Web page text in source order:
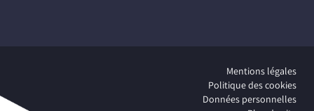
Mentions légales
Politique des cookies
Données personnelles